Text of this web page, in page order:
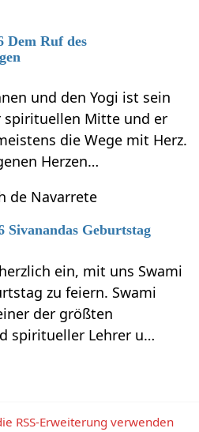
Dem Ruf des
und den Yogi ist sein
spirituellen Mitte und er
die Wege mit Herz.
Herzen…
de Navarrete
Sivanandas Geburtstag
ein, mit uns Swami
zu feiern. Swami
der größten
spiritueller Lehrer u…
RSS-Erweiterung verwenden